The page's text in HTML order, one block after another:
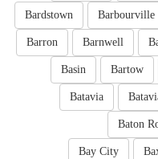
Barbourville
Bardstown
Barnwell
Barron
Bartow
Basin
Batavia
Baton
Bay City